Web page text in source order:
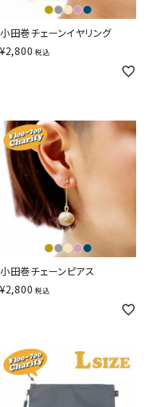
小田巻チェーンイヤリング
¥2,800 税込
小田巻チェーンピアス
¥2,800 税込